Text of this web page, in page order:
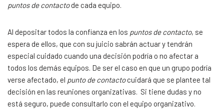
puntos de contactode cada equipo.
Al depositar todos la confianza en los puntos de contacto, se
espera de ellos, que con su juicio sabrán actuar y tendrán
especial cuidado cuando una decisión podría o no afectar a
todos los demás equipos. De ser el caso en que un grupo podría
verse afectado, el punto de contactocuidará que se plantee tal
decisión en las reuniones organizativas. Si tiene dudas y no
está seguro, puede consultarlo con el equipo organizativo.